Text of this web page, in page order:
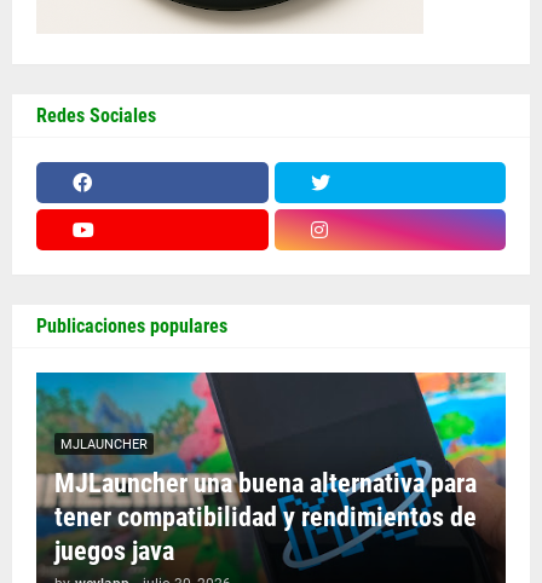
Redes Sociales
Publicaciones populares
MJLAUNCHER
MJLauncher una buena alternativa para
tener compatibilidad y rendimientos de
juegos java